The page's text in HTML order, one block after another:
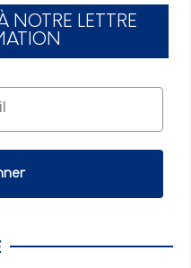
LETTRE